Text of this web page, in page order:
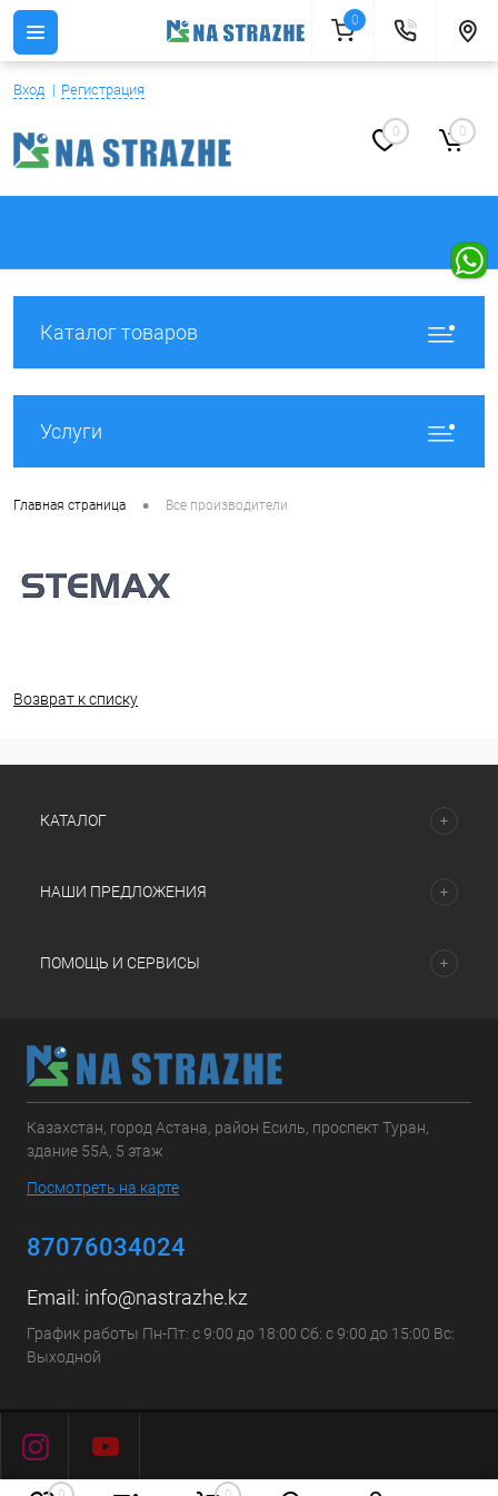
Вход Регистрация
0 0
Каталог товаров
Услуги
Главная страница • Все производители
Возврат к списку
КАТАЛОГ
НАШИ ПРЕДЛОЖЕНИЯ
ПОМОЩЬ И СЕРВИСЫ
Казахстан, город Астана, район Есиль, проспект Туран,
здание 55А, 5 этаж
Посмотреть на карте
87076034024
Email: info@nastrazhe.kz
График работы Пн-Пт: с 9:00 до 18:00 Сб: с 9:00 до 15:00 Вс:
Выходной
0